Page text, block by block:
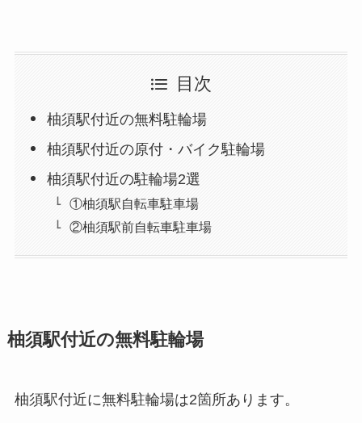
目次
柚須駅付近の無料駐輪場
柚須駅付近の原付・バイク駐輪場
柚須駅付近の駐輪場2選
①柚須駅自転車駐車場
②柚須駅前自転車駐車場
柚須駅付近の無料駐輪場
柚須駅付近に無料駐輪場は2箇所あります。